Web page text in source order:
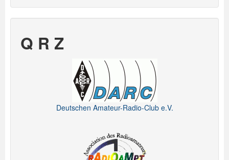
Q R Z
Deutschen Amateur-Radio-Club e.V.